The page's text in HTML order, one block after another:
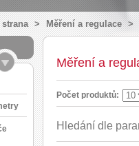
strana > Měření a regulace >
Měření a
Počet produktů:
Hledání dle